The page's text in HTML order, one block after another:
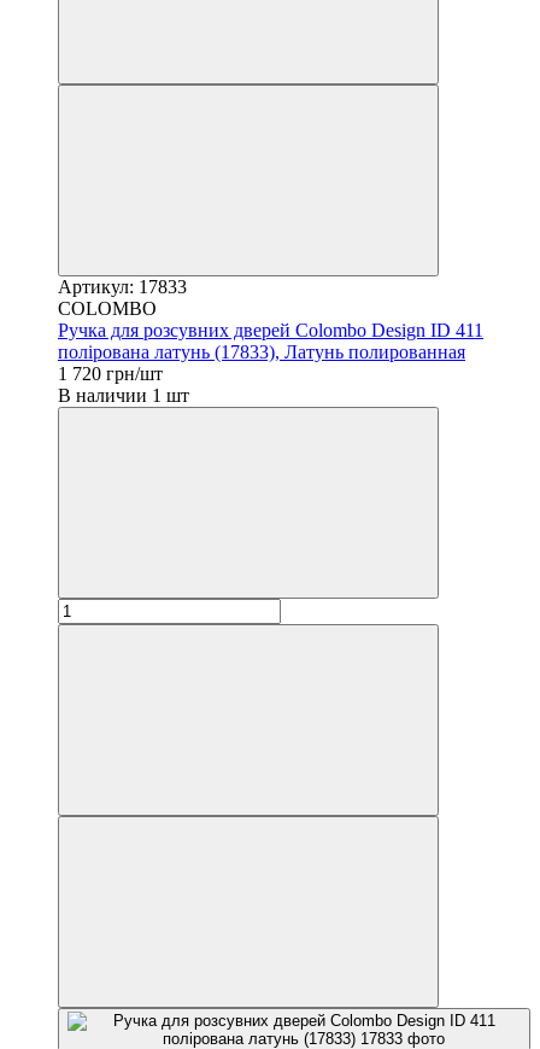
Артикул: 17833
COLOMBO
Ручка для розсувних дверей Colombo Design ID 411
полірована латунь (17833), Латунь полированная
1 720 грн/шт
В наличии 1 шт